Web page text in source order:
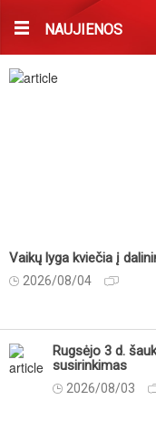
NAUJIENOS
Vaikų lyga kviečia į
2026/08/04
Rugsėjo 3 d.
susirinkimas
2026/08/03